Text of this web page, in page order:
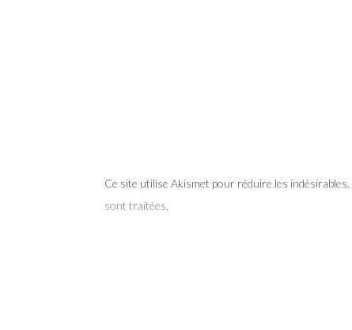
Ce site utilise Akismet pour réduire les indésirables.
sont traitées.